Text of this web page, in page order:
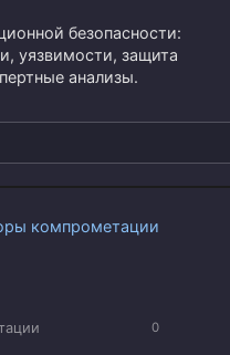
безопасности:
уязвимости, защита
анализы.
компрометации
0